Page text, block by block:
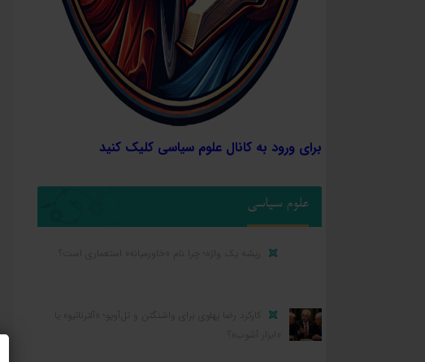
برای ورود به کانال علوم سیاسی کلیک کنید
علوم سیاسی
ریشه یک واژه؛ چرا نام «خاورمیانه» استعماری است؟